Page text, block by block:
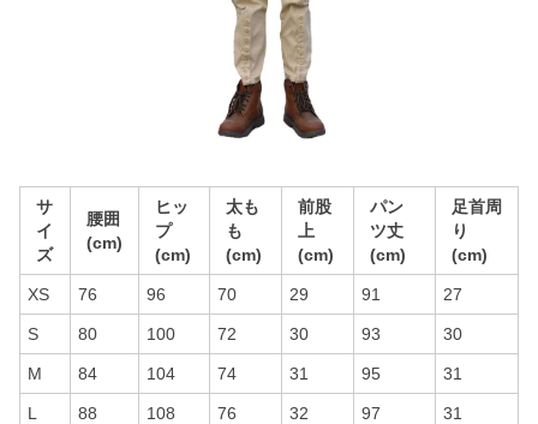
サ
イ
ズ
腰囲
(cm)
ヒッ
プ
(cm)
太も
も
(cm)
前股
上
(cm)
パン
ツ丈
(cm)
足首周
り
(cm)
XS 76 96 70 29 91 27
S 80 100 72 30 93 30
M 84 104 74 31 95 31
L 88 108 76 32 97 31